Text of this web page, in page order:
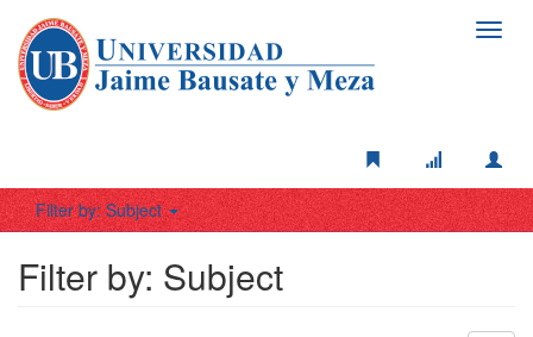
Filter by: Subject
Filter by: Subject